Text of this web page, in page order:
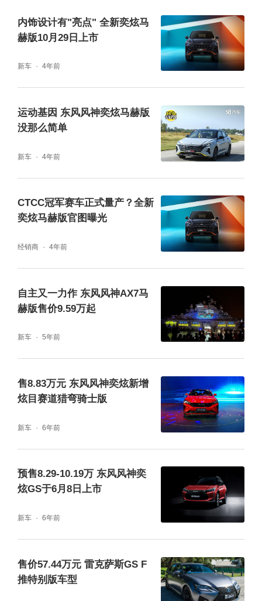
内饰设计有"亮点" 全新奕炫马
赫版10月29日上市
新车 4年前
运动基因 东风风神奕炫马赫版
没那么简单
新车 4年前
CTCC冠军赛车正式量产？全新
奕炫马赫版官图曝光
经销商 4年前
自主又一力作 东风风神AX7马
赫版售价9.59万起
新车 5年前
售8.83万元 东风风神奕炫新增
炫目赛道猎弯骑士版
新车 6年前
预售8.29-10.19万 东风风神奕
炫GS于6月8日上市
新车 6年前
售价57.44万元 雷克萨斯GS F
推特别版车型